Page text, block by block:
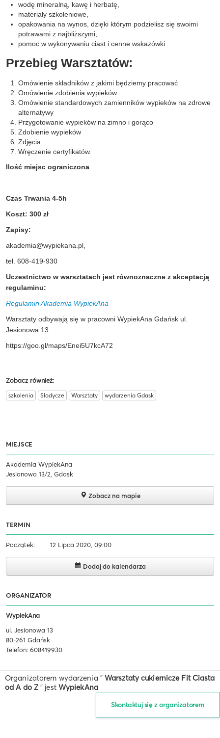
wodę mineralną, kawę i herbatę,
materiały szkoleniowe,
opakowania na wynos, dzięki którym podzielisz się swoimi
potrawami z najbliższymi,
pomoc w wykonywaniu ciast i cenne wskazówki
Przebieg Warsztatów:
Omówienie składników z jakimi będziemy pracować
Omówienie zdobienia wypieków.
Omówienie standardowych zamienników wypieków na zdrowe
alternatywy
Przygotowanie wypieków na zimno i gorąco
Zdobienie wypieków
Zdjęcia
Wręczenie certyfikatów.
Ilość miejsc ograniczona
Czas Trwania 4-5h
Koszt: 300 zł
Zapisy:
akademia@wypiekana.pl,
tel. 608-419-930
Uczestnictwo w warsztatach jest równoznaczne z akceptacją
regulaminu:
Regulamin Akademia WypiekAna
Warsztaty odbywają się w pracowni WypiekAna Gdańsk ul.
Jesionowa 13
https://goo.gl/maps/Enei5U7kcA72
Zobacz również:
szkolenia Słodycze Warsztaty wydarzenia Gdask
MIEJSCE
Akademia WypiekAna
Jesionowa 13/2, Gdask
Zobacz na mapie
TERMIN
Początek: 12 Lipca 2020, 09:00
Dodaj do kalendarza
ORGANIZATOR
WypiekAna
ul. Jesionowa 13
80-261 Gdańsk
Telefon: 608419930
Organizatorem wydarzenia " Warsztaty cukiernicze Fit Ciasta
od A do Z " jest WypiekAna
Skontaktuj się z organizatorem